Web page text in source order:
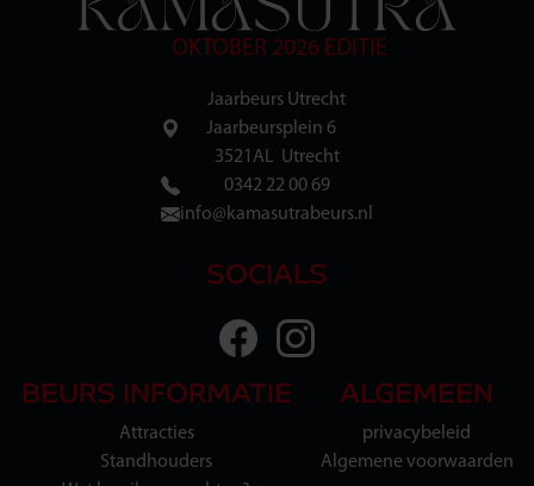
OKTOBER 2026 EDITIE
Jaarbeurs Utrecht
Jaarbeursplein 6
3521AL Utrecht
0342 22 00 69
info@kamasutrabeurs.nl
BEURS INFORMATIE
Attracties
Standhouders
ALGEMEEN
privacybeleid
Algemene voorwaarden
SOCIALS